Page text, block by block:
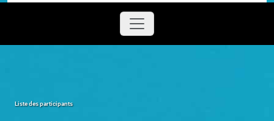
Liste des participants